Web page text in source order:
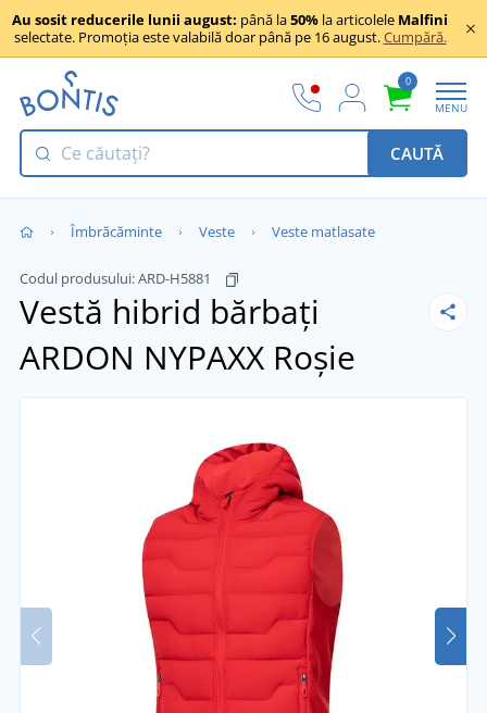
Au sosit reducerile lunii august: până la50% la articolele Malfini
selectate. Promoția este valabilă doar până pe 16 august.Cumpără.
0
MENU
CAUTĂ
Îmbrăcăminte Veste Veste matlasate
Codul produsului:ARD-H5881
Vestă hibrid bărbați
ARDON NYPAXX Roșie